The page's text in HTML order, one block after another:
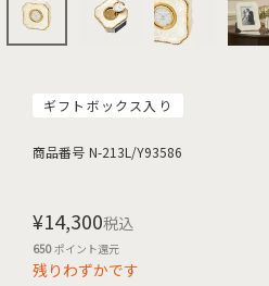
ギフトボックス入り
商品番号 N-213L/Y93586
¥14,300税込
650ポイント還元
残りわずかです